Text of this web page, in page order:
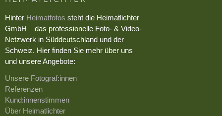
Hinter Heimatfotos steht die Heimatlichter
GmbH – das professionelle Foto- & Video-
Netzwerk in Süddeutschland und der
Schweiz. Hier finden Sie mehr über uns
und unsere Angebote:
Unsere Fotograf:innen
Referenzen
Kund:innenstimmen
Über Heimatlichter